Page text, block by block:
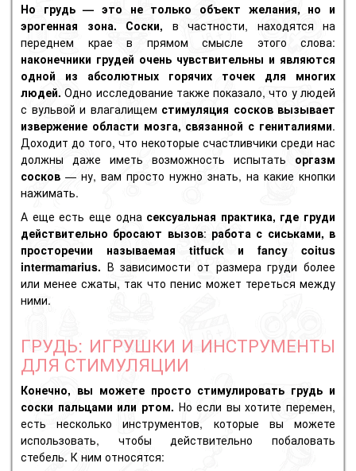
Но грудь — это не только объект желания, но и
эрогенная зона. Соски, в частности, находятся на
переднем крае в прямом смысле этого слова:
наконечники грудей очень чувствительны и являются
одной из абсолютных горячих точек для многих
людей.Одно исследование также показало, что у людей
с вульвой и влагалищем стимуляция сосковвызывает
извержение области мозга, связанной с гениталиями.
Доходит до того, что некоторые счастливчики среди нас
должны даже иметь возможность испытать оргазм
сосков — ну, вам просто нужно знать, на какие кнопки
нажимать.
А еще есть еще одна сексуальная практика, где груди
действительно бросают вызов: работа с сиськами, в
просторечии называемая titfuck
и fancy coitus
intermamarius. В зависимости от размера груди более
или менее сжаты, так что пенис может тереться между
ними.
ГРУДЬ: ИГРУШКИ И ИНСТРУМЕНТЫ
ДЛЯ СТИМУЛЯЦИИ
Конечно, вы можете просто стимулировать грудь и
соски пальцами или ртом. Но если вы хотите перемен,
есть несколько инструментов, которые вы можете
использовать, чтобы действительно побаловать
стебель. К ним относятся: